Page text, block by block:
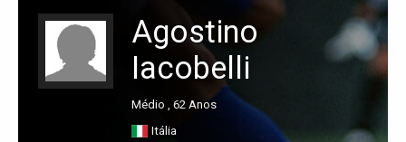
Agostino
Iacobelli
Médio , 62 Anos
Itália